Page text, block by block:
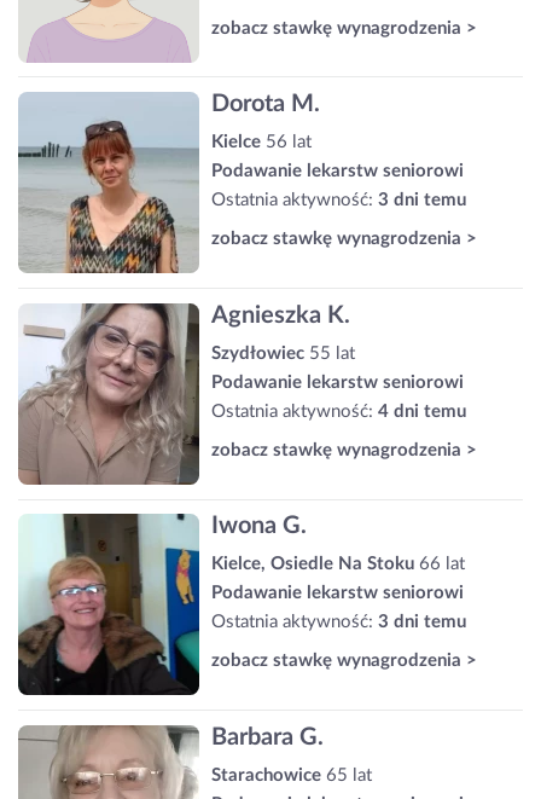
zobacz stawkę wynagrodzenia >
Dorota M.
Kielce 56 lat
Podawanie lekarstw seniorowi
Ostatnia aktywność: 3 dni temu
zobacz stawkę wynagrodzenia >
Agnieszka K.
Szydłowiec 55 lat
Podawanie lekarstw seniorowi
Ostatnia aktywność: 4 dni temu
zobacz stawkę wynagrodzenia >
Iwona G.
Kielce, Osiedle Na Stoku 66 lat
Podawanie lekarstw seniorowi
Ostatnia aktywność: 3 dni temu
zobacz stawkę wynagrodzenia >
Barbara G.
Starachowice 65 lat